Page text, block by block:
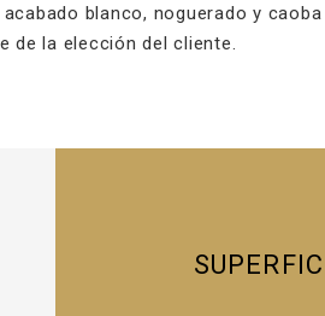
blanco, noguerado y
de la elección del cliente.